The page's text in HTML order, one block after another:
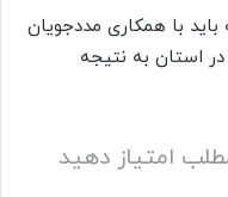
با همکاری مددجویان
استان به نتیجه
امتیاز دهید